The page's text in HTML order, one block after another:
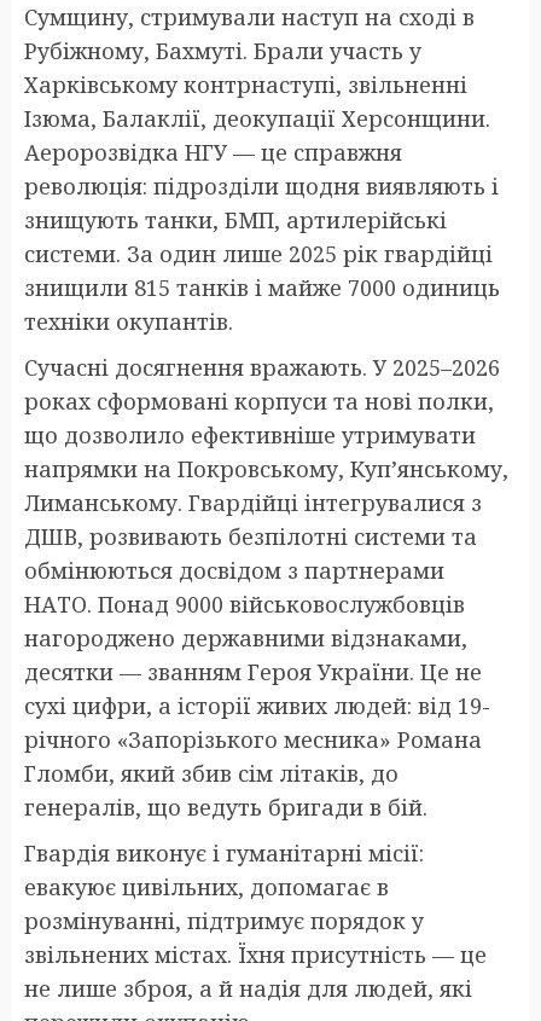
Сумщину, стримували наступ на сході в
Рубіжному, Бахмуті. Брали участь у
Харківському контрнаступі, звільненні
Ізюма, Балаклії, деокупації Херсонщини.
Аеророзвідка НГУ — це справжня
революція: підрозділи щодня виявляють і
знищують танки, БМП, артилерійські
системи. За один лише 2025 рік гвардійці
знищили 815 танків і майже 7000 одиниць
техніки окупантів.
Сучасні досягнення вражають. У 2025–2026
роках сформовані корпуси та нові полки,
що дозволило ефективніше утримувати
напрямки на Покровському, Куп’янському,
Лиманському. Гвардійці інтегрувалися з
ДШВ, розвивають безпілотні системи та
обмінюються досвідом з партнерами
НАТО. Понад 9000 військовослужбовців
нагороджено державними відзнаками,
десятки — званням Героя України. Це не
сухі цифри, а історії живих людей: від 19-
річного «Запорізького месника» Романа
Гломби, який збив сім літаків, до
генералів, що ведуть бригади в бій.
Гвардія виконує і гуманітарні місії:
евакуює цивільних, допомагає в
розмінуванні, підтримує порядок у
звільнених містах. Їхня присутність — це
не лише зброя, а й надія для людей, які